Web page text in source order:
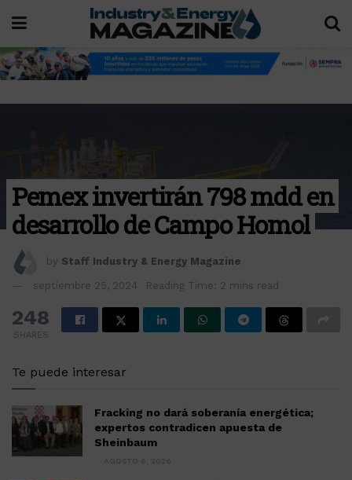
Pemex invertirán 798 mdd en
desarrollo de Campo Homol
by Staff Industry & Energy Magazine
septiembre 25, 2024 Reading Time: 2 mins read
248
SHARES
Te puede interesar
Fracking no dará soberanía energética;
expertos contradicen apuesta de
Sheinbaum
AGOSTO 6, 2026